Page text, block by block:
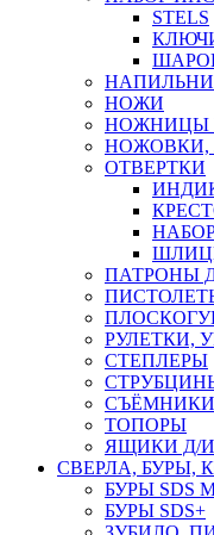
STELS
НОЖИ
НОЖНИЦЫ
НОЖОВКИ,
ОТВЕРТКИ
ПАТРОНЫ
РУЛЕТКИ,
СТЕПЛЕРЫ
ТОПОРЫ
ЯЩИКИ Д/
СВЕРЛА, БУРЫ,
БУРЫ SDS
БУРЫ SDS+